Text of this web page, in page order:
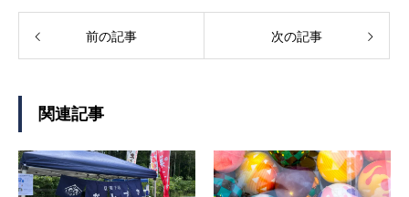
前の記事 次の記事
関連記事